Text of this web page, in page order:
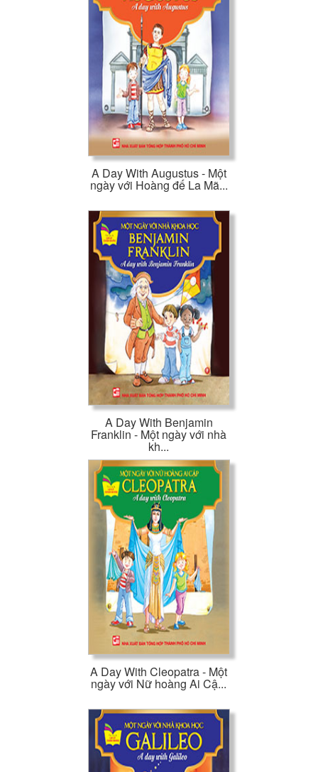
A Day With Augustus - Một
ngày với Hoàng đế La Mã...
A Day With Benjamin
Franklin - Một ngày với nhà
kh...
A Day With Cleopatra - Một
ngày với Nữ hoàng Ai Cậ...